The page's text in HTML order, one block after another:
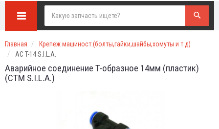
Главная
Крепеж машиност.(болты,гайки,шайбы,хомуты и т.д)
АС T-14 S.I.L.A.
Аварийное соединение T-образное 14мм (пластик)
(СТМ S.I.L.A.)